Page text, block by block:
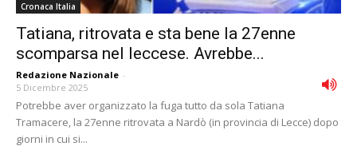
Cronaca Italia
Tatiana, ritrovata e sta bene la 27enne
scomparsa nel leccese. Avrebbe...
Redazione Nazionale -
5 Dicembre 2025
Potrebbe aver organizzato la fuga tutto da sola Tatiana
Tramacere, la 27enne ritrovata a Nardò (in provincia di Lecce) dopo
giorni in cui si...